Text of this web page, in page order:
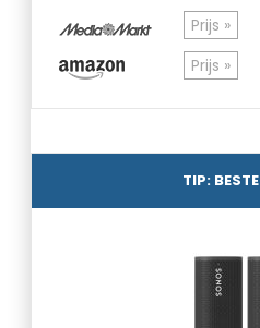
Prijs »
Prijs »
TIP: